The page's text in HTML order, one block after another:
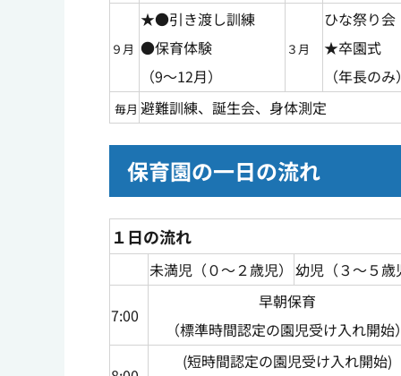
９月
★●引き渡し訓練
●保育体験
（9～12月）
３月
ひな祭り会
★卒園式
（年長のみ）
毎月 避難訓練、誕生会、身体測定
保育園の一日の流れ
１日の流れ
未満児（０～２歳児） 幼児（３～５歳
7:00
早朝保育
（標準時間認定の園児受け入れ開始）
(短時間認定の園児受け入れ開始)